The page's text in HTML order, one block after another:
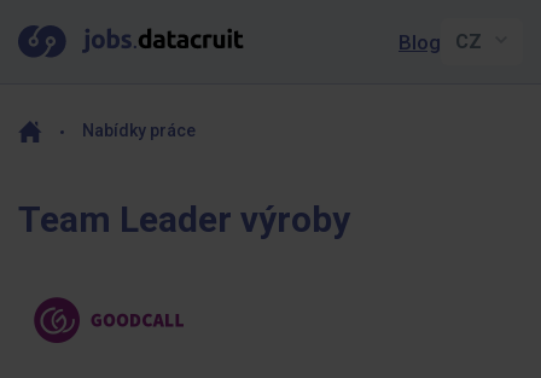
Blog
Nabídky práce
Team Leader výroby